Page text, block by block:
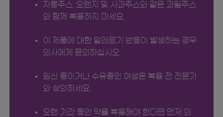
자몽주스, 오렌지 및 사과주스와 같은 과일주스
와 함께 복용하지 마세요.
이 제품에 대한 알레르기 반응이 발생하는 경우
의사에게 문의하십시오.
임신 중이거나 수유중인 여성은 복용 전 전문가
와 상의하세요.
오랜 기간 동안 약을 복용해야 한다면 먼저 의